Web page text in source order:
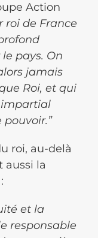
Action
roi de France
pays. On
jamais
Roi, et qui
impartial
roi, au-delà
aussi la
et la
responsable